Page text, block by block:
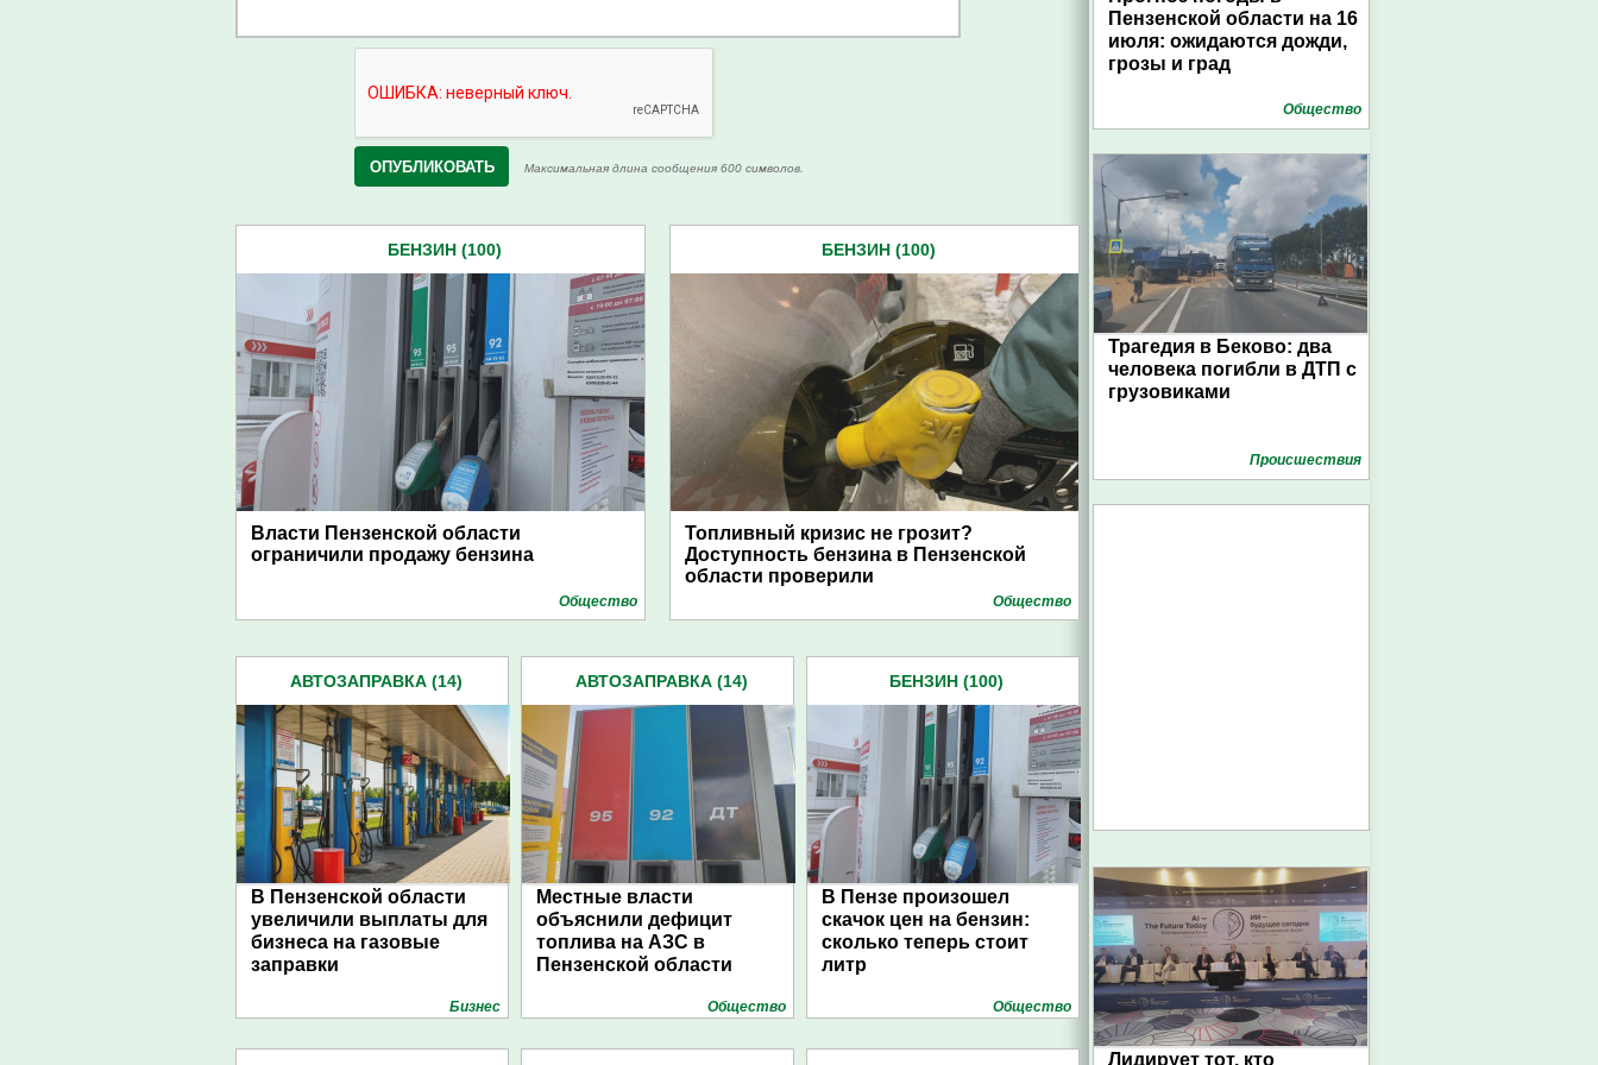
Максимальная длина сообщения 600 символов.
БЕНЗИН (100)
Власти Пензенской области
ограничили продажу бензина
Общество
БЕНЗИН (100)
Топливный кризис не грозит?
Доступность бензина в Пензенской
области проверили
Общество
АВТОЗАПРАВКА (14)
В Пензенской области
увеличили выплаты для
бизнеса на газовые
заправки
Бизнес
АВТОЗАПРАВКА (14)
Местные власти
объяснили дефицит
топлива на АЗС в
Пензенской области
Общество
БЕНЗИН (100)
В Пензе произошел
скачок цен на бензин:
сколько теперь стоит
литр
Общество
Пензенской области на 16
июля: ожидаются дожди,
грозы и град
Общество
Трагедия в Беково: два
человека погибли в ДТП с
грузовиками
Проиcшествия
Лидирует тот, кто